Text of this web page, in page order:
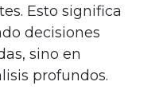
Esto significa
decisiones
sino en
profundos.